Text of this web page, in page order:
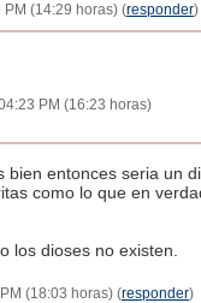
(14:29 horas) (responder)
PM (16:23 horas)
bien entonces seria un
como lo que en
los dioses no existen.
(18:03 horas) (responder)